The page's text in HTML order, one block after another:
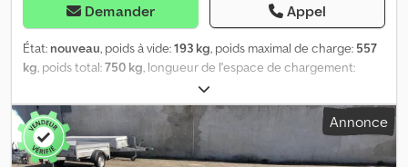
Demander Appel
État: nouveau, poids à vide:193 kg, poids maximal de charge: 557
kg , poids total:750 kg , longueur de l'espace de chargement:
, largeur de l’espace de chargement:
de l'espace de chargement:400 mm, volume de l'espace de
chargement:
, couleur: autre , hauteur de construction:107
mm, largeur de travail:1 570 mm
remorque à plateau GN124, N7-263 KPS PTAC (poids total autorisé
Annonce